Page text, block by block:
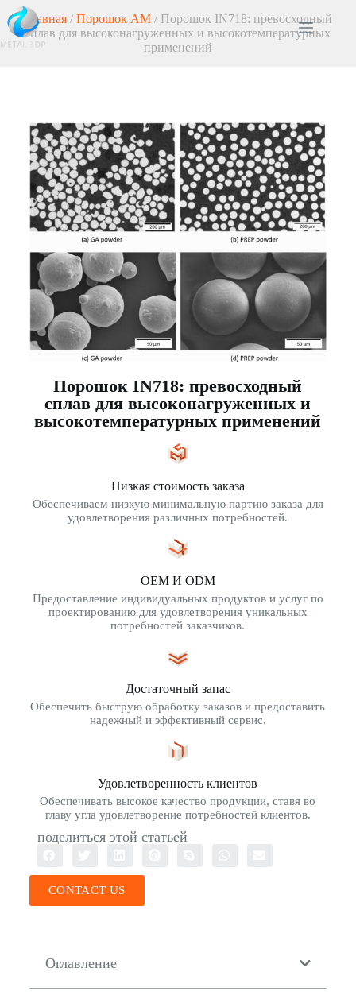
Главная/ Порошок AM/ Порошок IN718: превосходный
сплав для высоконагруженных и высокотемпературных
применений
Порошок IN718: превосходный
сплав для высоконагруженных и
высокотемпературных применений
Низкая стоимость заказа
Обеспечиваем низкую минимальную партию заказа для
удовлетворения различных потребностей.
OEM И ODM
Предоставление индивидуальных продуктов и услуг по
проектированию для удовлетворения уникальных
потребностей заказчиков.
Достаточный запас
Обеспечить быструю обработку заказов и предоставить
надежный и эффективный сервис.
Удовлетворенность клиентов
Обеспечивать высокое качество продукции, ставя во
главу угла удовлетворение потребностей клиентов.
поделиться этой статьей
CONTACT US
Оглавление